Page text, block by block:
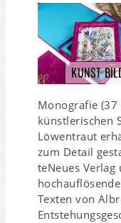
KUNST
Monografie
künstlerischen
Löwentraut
zum Detail
teNeues
Texten von